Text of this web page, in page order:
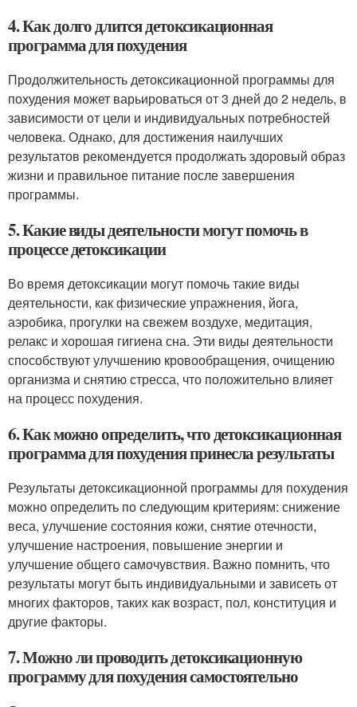
4. Как долго длится детоксикационная
программа для похудения
Продолжительность детоксикационной программы для
похудения может варьироваться от 3 дней до 2 недель, в
зависимости от цели и индивидуальных потребностей
человека. Однако, для достижения наилучших
результатов рекомендуется продолжать здоровый образ
жизни и правильное питание после завершения
программы.
5. Какие виды деятельности могут помочь в
процессе детоксикации
Во время детоксикации могут помочь такие виды
деятельности, как физические упражнения, йога,
аэробика, прогулки на свежем воздухе, медитация,
релакс и хорошая гигиена сна. Эти виды деятельности
способствуют улучшению кровообращения, очищению
организма и снятию стресса, что положительно влияет
на процесс похудения.
6. Как можно определить, что детоксикационная
программа для похудения принесла результаты
Результаты детоксикационной программы для похудения
можно определить по следующим критериям: снижение
веса, улучшение состояния кожи, снятие отечности,
улучшение настроения, повышение энергии и
улучшение общего самочувствия. Важно помнить, что
результаты могут быть индивидуальными и зависеть от
многих факторов, таких как возраст, пол, конституция и
другие факторы.
7. Можно ли проводить детоксикационную
программу для похудения самостоятельно